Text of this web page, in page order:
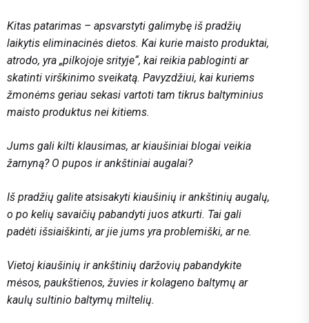
Kitas patarimas – apsvarstyti galimybę iš pradžių
laikytis eliminacinės dietos. Kai kurie maisto produktai,
atrodo, yra „pilkojoje srityje“, kai reikia pabloginti ar
skatinti virškinimo sveikatą. Pavyzdžiui, kai kuriems
žmonėms geriau sekasi vartoti tam tikrus baltyminius
maisto produktus nei kitiems.
Jums gali kilti klausimas, ar kiaušiniai blogai veikia
žarnyną? O pupos ir ankštiniai augalai?
Iš pradžių galite atsisakyti kiaušinių ir ankštinių augalų,
o po kelių savaičių pabandyti juos atkurti. Tai gali
padėti išsiaiškinti, ar jie jums yra problemiški, ar ne.
Vietoj kiaušinių ir ankštinių daržovių pabandykite
mėsos, paukštienos, žuvies ir kolageno baltymų ar
kaulų sultinio baltymų miltelių.